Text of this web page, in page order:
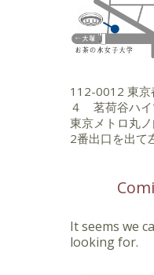
112-0012 東京
４ 茗荷谷ハイ
東京メトロ丸
2番出口を出て
It seems we
looking for.